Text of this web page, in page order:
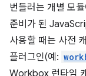
번들러는 개별 모
준비가 된
사용할 때는 사전
플러그인(예:
Workbox 런타임